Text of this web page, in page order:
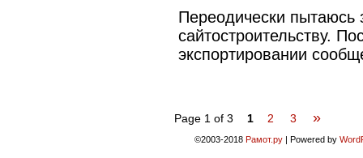
Переодически пытаюсь
сайтостроительству.
экспортировании
Page 1 of 3 1 2 3 »
©2003-2018 Рамот.ру | Powered by